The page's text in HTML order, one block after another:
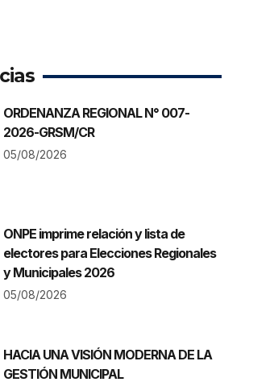
ORDENANZA REGIONAL N° 007-
2026-GRSM/CR
05/08/2026
ONPE imprime relación y lista de
electores para Elecciones Regionales
y Municipales 2026
05/08/2026
HACIA UNA VISIÓN MODERNA DE LA
GESTIÓN MUNICIPAL